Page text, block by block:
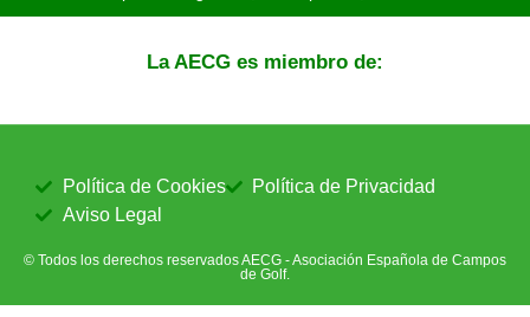
La AECG es miembro de:
© Todos los derechos reservados AECG - Asociación Española de Campos
de Golf.
Política de Cookies
Política de Privacidad
Aviso Legal